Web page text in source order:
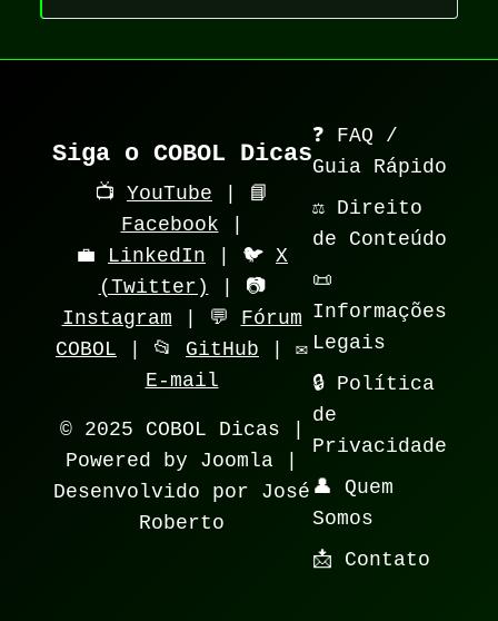
Siga o COBOL Dicas
📺 YouTube | 📘
Facebook
💼 LinkedIn | 🐦 X
(Twitter)
| 📷
Instagram | 💬 Fórum
COBOL | 📂 GitHub | ✉️
E-mail
© 2025 COBOL Dicas |
Powered by Joomla |
Desenvolvido por José
Roberto
❓ FAQ /
Guia Rápido
⚖️ Direito
de Conteúdo
📜
Informações
Legais
🔒 Política
de
Privacidade
👤 Quem
Somos
📩 Contato